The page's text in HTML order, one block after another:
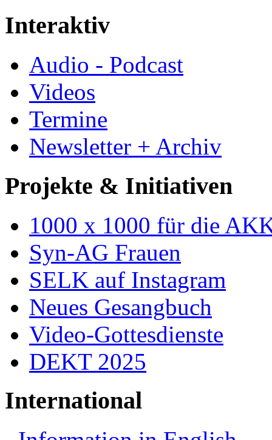
Interaktiv
Audio - Podcast
Videos
Termine
Newsletter + Archiv
Projekte & Initiativen
1000 x 1000 für die
Syn-AG Frauen
SELK auf Instagram
Neues Gesangbuch
Video-Gottesdienste
DEKT 2025
International